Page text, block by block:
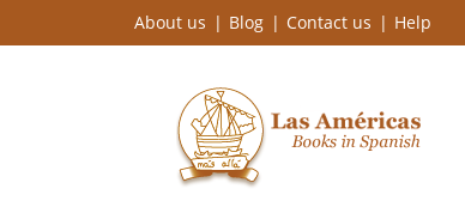
About us Blog Contact us Help